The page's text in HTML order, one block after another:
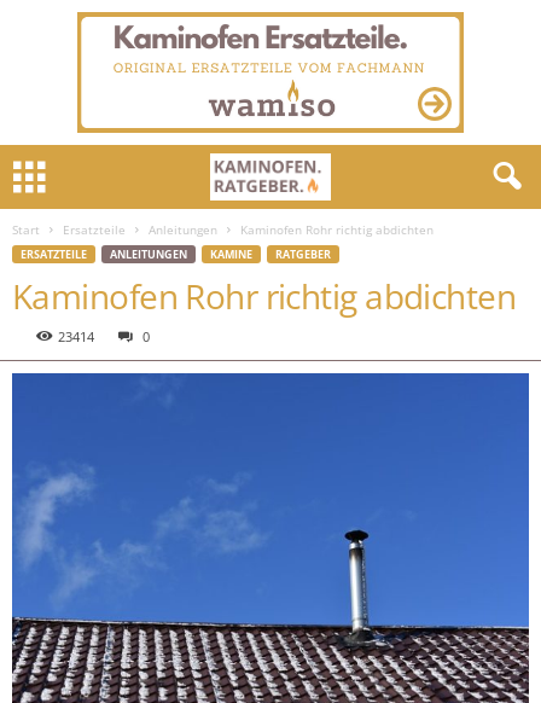
Start Ersatzteile Anleitungen Kaminofen Rohr richtig abdichten
ERSATZTEILE ANLEITUNGEN KAMINE RATGEBER
Kaminofen Rohr richtig abdichten
23414 0